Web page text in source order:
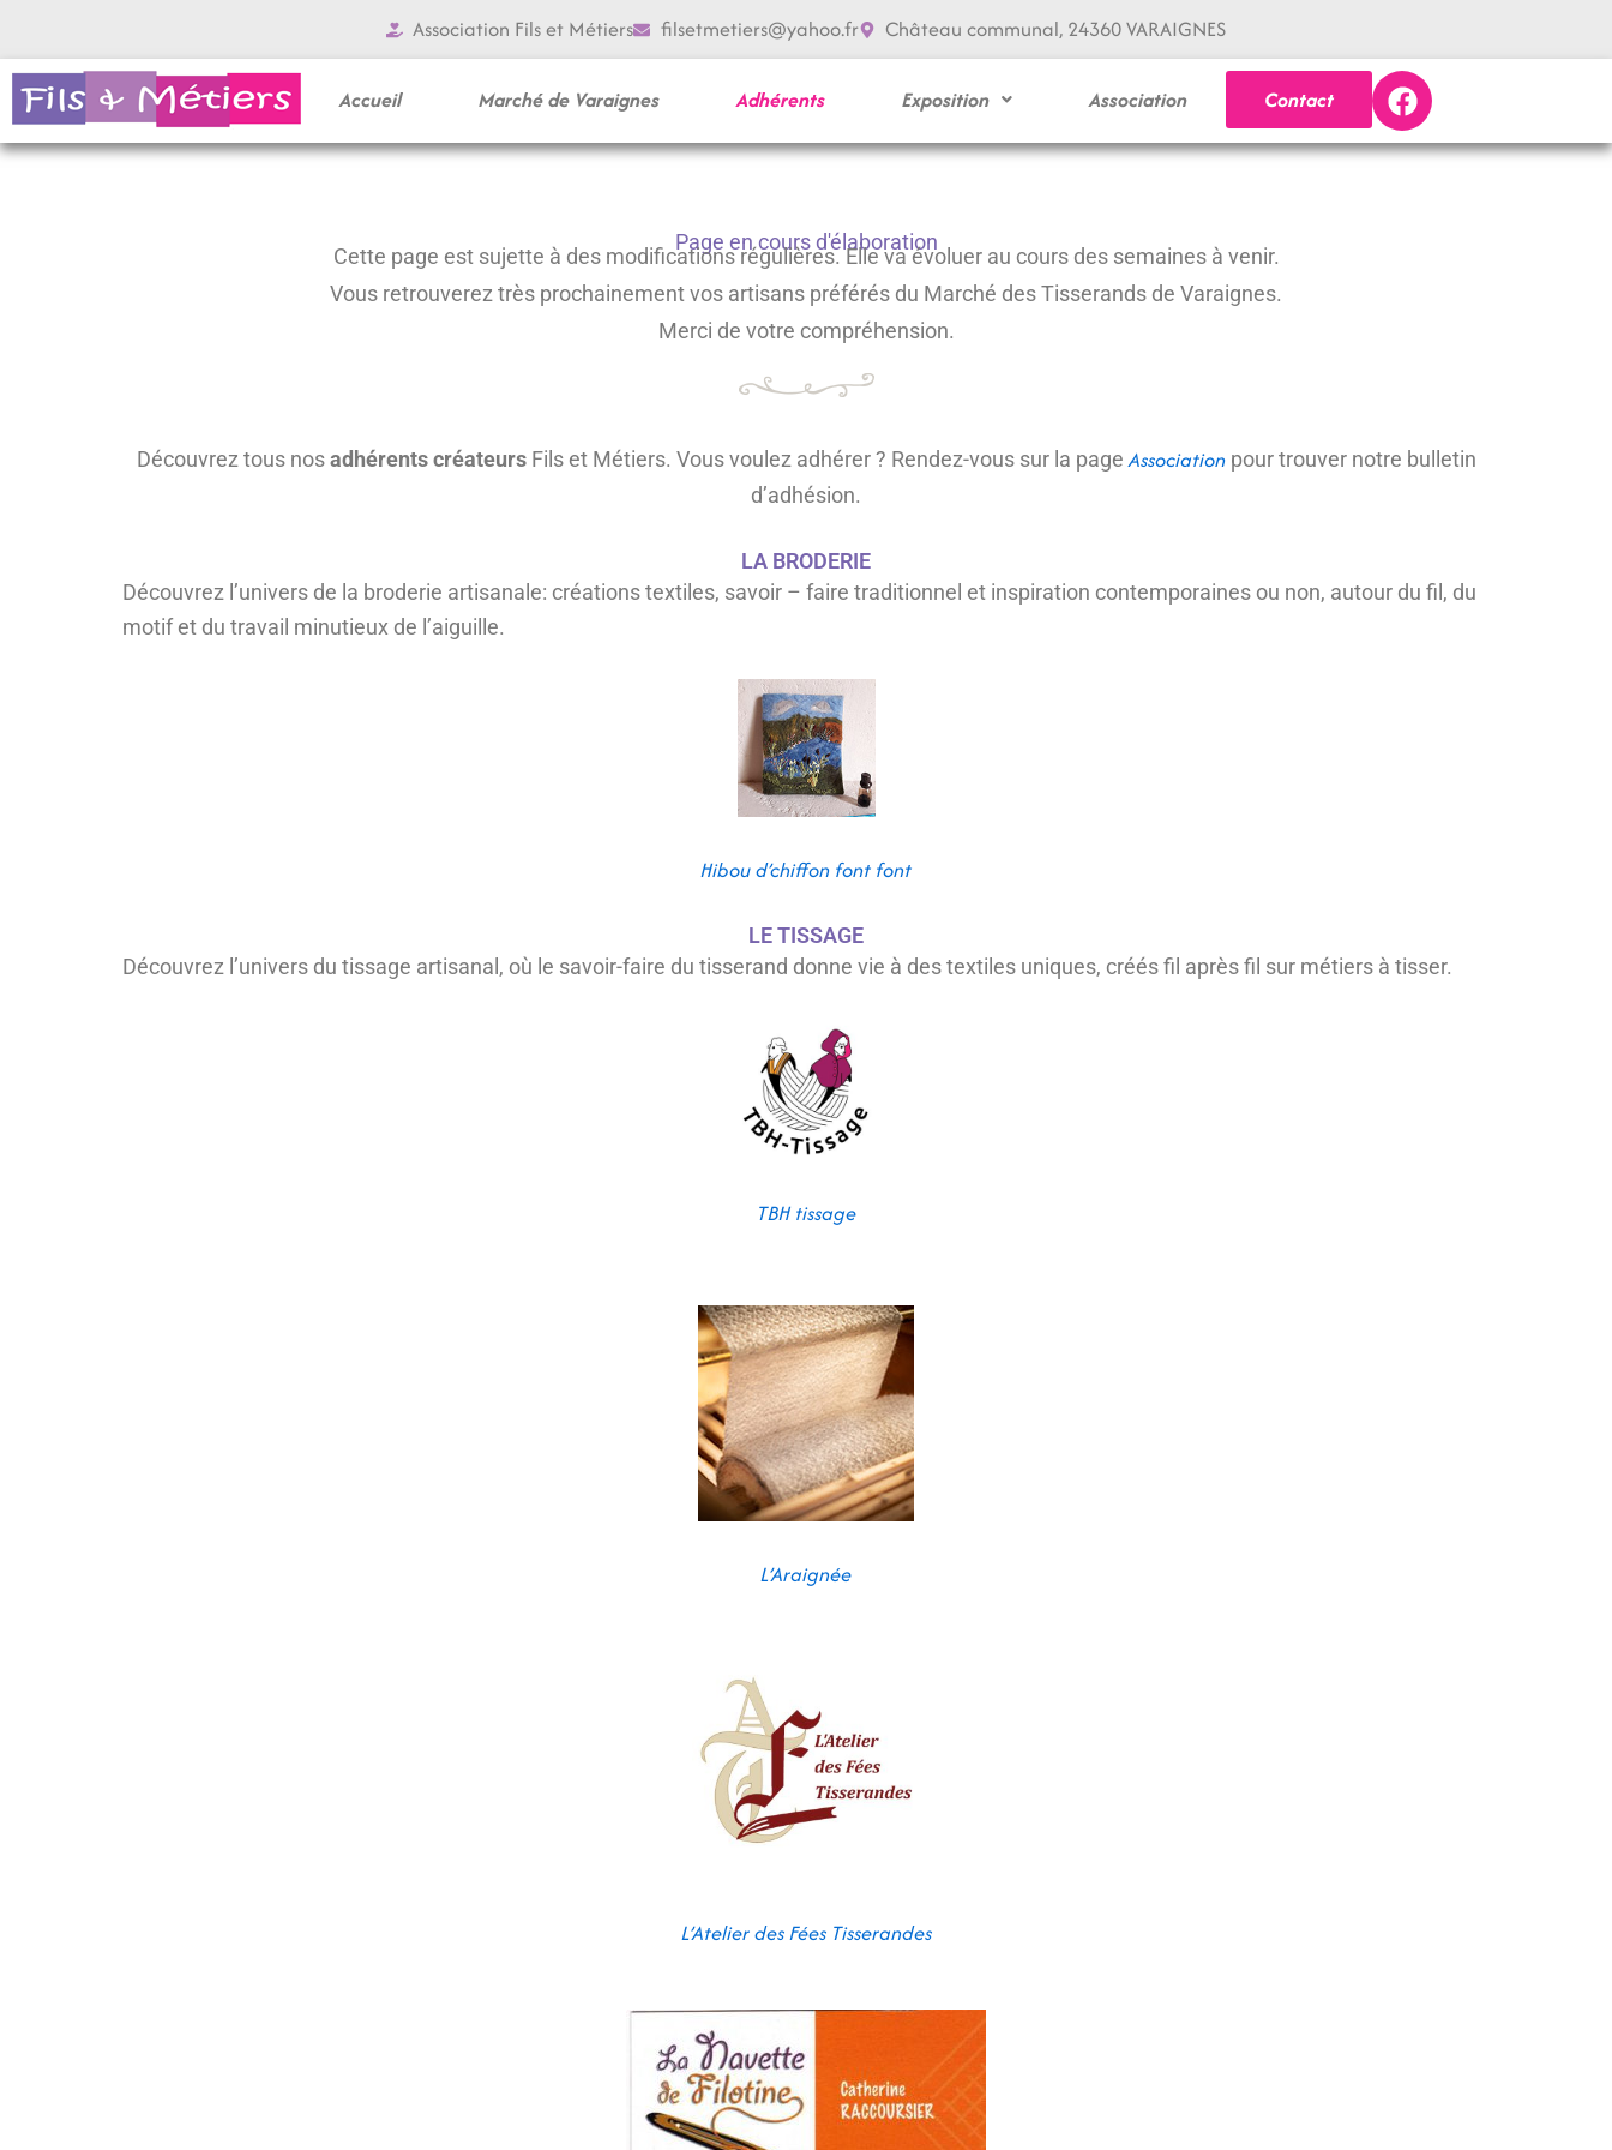
contenu
Association Fils et Métiers filsetmetiers@yahoo.fr Château communal, 24360 VARAIGNES
Accueil Marché de Varaignes Adhérents Exposition Association Contact F
a
c
Page en cours d'élaboration
Cette page est sujette à des modifications régulières. Elle va évoluer au cours des semaines à venir.
Vous retrouverez très prochainement vos artisans préférés du Marché des Tisserands de Varaignes.
Merci de votre compréhension.
Découvrez tous nosadhérents créateursFils et Métiers. Vous voulez adhérer ? Rendez-vous sur la page Associationpour trouver notre bulletin
d’adhésion.
LA BRODERIE
Découvrez l’univers de la broderie artisanale: créations textiles, savoir – faire traditionnel et inspiration contemporaines ou non, autour du fil, du
motif et du travail minutieux de l’aiguille.
Hibou d’chiffon font font
LE TISSAGE
Découvrez l’univers du tissage artisanal, où le savoir-faire du tisserand donne vie à des textiles uniques, créés fil après fil sur métiers à tisser.
TBH tissage
L’Araignée
L’Atelier des Fées Tisserandes